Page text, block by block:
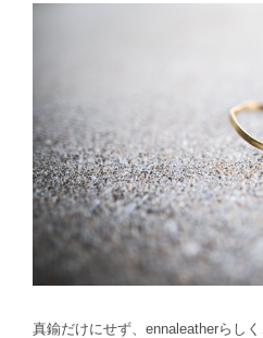
真鍮だけにせず、ennaleatherらし